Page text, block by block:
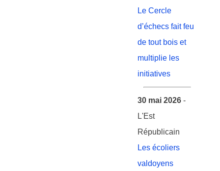
Le Cercle
d’échecs fait feu
de tout bois et
multiplie les
initiatives
30 mai 2026 -
L'Est
Républicain
Les écoliers
valdoyens